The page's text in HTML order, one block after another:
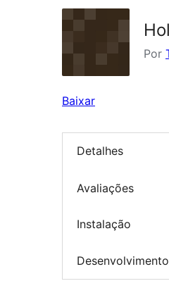
Por
Baixar
Detalhes
Avaliações
Instalação
Desenvolvimento